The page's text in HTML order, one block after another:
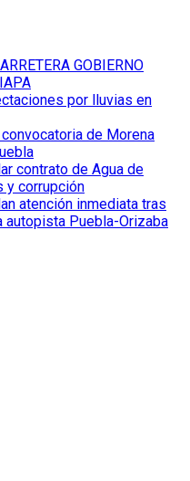
GOBIERNO
por lluvias en
de Morena
contrato de Agua de
y corrupción
atención inmediata tras
autopista Puebla-Orizaba